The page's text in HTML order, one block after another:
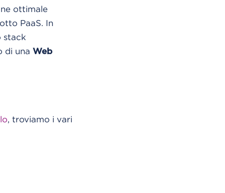
ottimale
PaaS. In
stack
di una Web
, troviamo i vari